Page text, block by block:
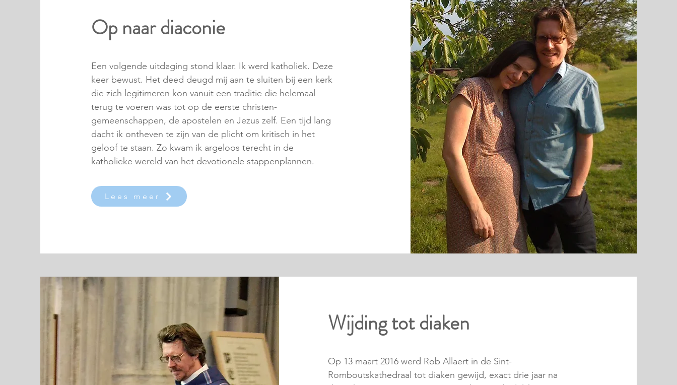
Op naar diaconie
Een volgende uitdaging stond klaar. Ik werd katholiek. Deze
keer bewust. Het deed deugd mij aan te sluiten bij een kerk
die zich legitimeren kon vanuit een traditie die helemaal
terug te voeren was tot op de eerste christen-
gemeenschappen, de apostelen en Jezus zelf. Een tijd lang
dacht ik ontheven te zijn van de plicht om kritisch in het
geloof te staan. Zo kwam ik argeloos terecht in de
katholieke wereld van het devotionele stappenplannen.
Lees meer
Wijding tot diaken
Op 13 maart 2016 werd Rob Allaert in de Sint-
Romboutskathedraal tot diaken gewijd, exact drie jaar na